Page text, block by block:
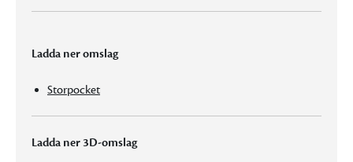
Ladda ner omslag
Storpocket
Ladda ner 3D-omslag